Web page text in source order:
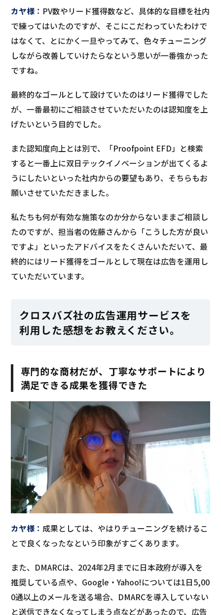
カヤ様 ： PV数やリード獲得数など、具体的な目標を社内
で練ってはいたのですが、そこにこだわっていたわけで
はなくて、とにかく一旦やってみて、色々チューニング
しながら改善していけたらなという思いが一番強かった
ですね。
最終的なゴールとして設けていたのはリード獲得でした
が、一番最初にご相談させていただいたのは認知度を上
げたいという目的でした。
また認知度向上とは別で、「Proofpoint EFD」と検索
すると一番上に双日テックイノベーションが出てくるよ
うにしたいといった社内からの要望もあり、そちらもお
願いさせていただきました。
私たちも何が有効な施策なのか分からないままご相談し
たのですが、担当者の佐藤さんから「こうした方が良い
ですよ」といったアドバイスをたくさんいただいて、最
終的にはリード獲得をゴールとして現在は広告を運用し
ていただいています。
クロスバズ社の広告運用サービスを
利用した感想をお教えください。
専門的な商材だが、丁寧なサポートにより
満足できる成果を獲得できた
カヤ様 ： 成果としては、やはりチューニングを続けるこ
とで良くなったなという印象がすごくあります。
また、DMARCは、2024年2月までに日本政府が導入を
推奨している点や、Google・Yahoo!については1日5,00
0通以上のメールを送る場合、DMARCを導入していない
と送信できなくなってしまう点などがあったので、広告